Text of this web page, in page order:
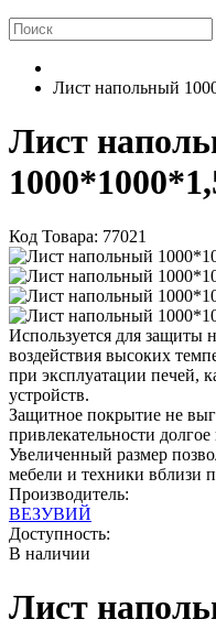
Лист напольный
Лист
Код Товара: 77021
Используется для защиты
воздействия высоких
при эксплуатации печей,
устройств.
Защитное покрытие не
привлекательности долгое
Увеличенный размер
мебели и техники вблизи
Производитель:
ВЕЗУВИЙ
Доступность:
В наличии
Лист